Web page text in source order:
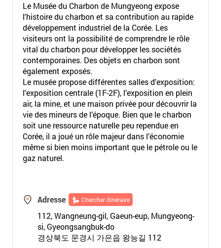
Le Musée du Charbon de Mungyeong expose
l'histoire du charbon et sa contribution au rapide
développement industriel de la Corée. Les
visiteurs ont la possibilité de comprendre le rôle
vital du charbon pour développer les sociétés
contemporaines. Des objets en charbon sont
également exposés.
Le musée propose différentes salles d'exposition:
l'exposition centrale (1F-2F), l’exposition en plein
air, la mine, et une maison privée pour découvrir la
vie des mineurs de l’époque. Bien que le charbon
soit une ressource naturelle peu rependue en
Corée, il a joué un rôle majeur dans l’économie
même si bien moins important que le pétrole ou le
gaz naturel.
Adresse Chercher itinéraire
112, Wangneung-gil, Gaeun-eup, Mungyeong-
si, Gyeongsangbuk-do
경상북도 문경시 가은읍 왕능길 112